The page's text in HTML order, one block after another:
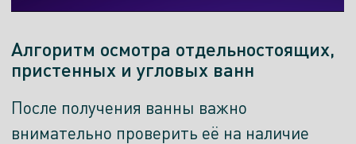
Алгоритм осмотра отдельностоящих,
пристенных и угловых ванн
После получения ванны важно
внимательно проверить её на наличие